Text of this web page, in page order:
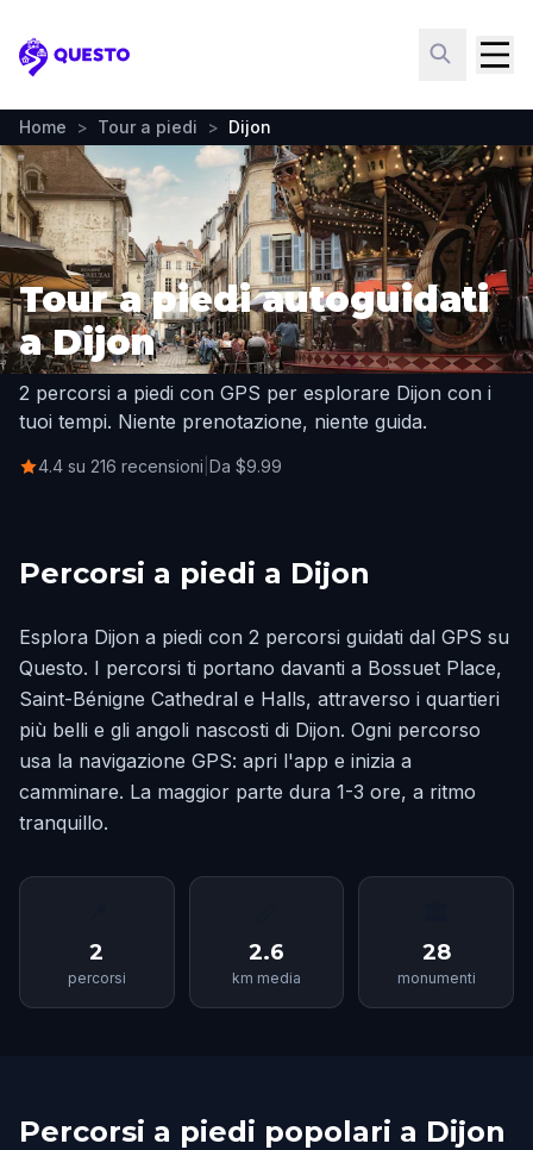
Questo
Home > Tour a piedi > Dijon
Tour a piedi autoguidati
a Dijon
2 percorsi a piedi con GPS per esplorare Dijon con i
tuoi tempi. Niente prenotazione, niente guida.
4.4 su 216 recensioni Da $9.99
Percorsi a piedi a Dijon
Esplora Dijon a piedi con 2 percorsi guidati dal GPS su
Questo. I percorsi ti portano davanti a Bossuet Place,
Saint-Bénigne Cathedral e Halls, attraverso i quartieri
più belli e gli angoli nascosti di Dijon. Ogni percorso
usa la navigazione GPS: apri l'app e inizia a
camminare. La maggior parte dura 1-3 ore, a ritmo
tranquillo.
2
percorsi
2.6
km media
28
monumenti
Percorsi a piedi popolari a Dijon